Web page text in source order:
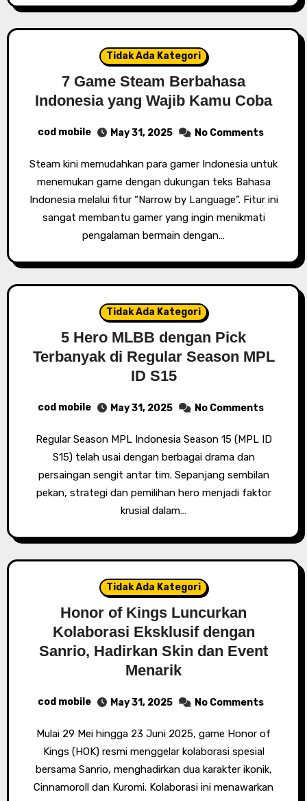
Tidak Ada Kategori
7 Game Steam Berbahasa
Indonesia yang Wajib Kamu Coba
cod mobile May 31, 2025 No Comments
Steam kini memudahkan para gamer Indonesia untuk
menemukan game dengan dukungan teks Bahasa
Indonesia melalui fitur “Narrow by Language”. Fitur ini
sangat membantu gamer yang ingin menikmati
pengalaman bermain dengan…
Tidak Ada Kategori
5 Hero MLBB dengan Pick
Terbanyak di Regular Season MPL
ID S15
cod mobile May 31, 2025 No Comments
Regular Season MPL Indonesia Season 15 (MPL ID
S15) telah usai dengan berbagai drama dan
persaingan sengit antar tim. Sepanjang sembilan
pekan, strategi dan pemilihan hero menjadi faktor
krusial dalam…
Tidak Ada Kategori
Honor of Kings Luncurkan
Kolaborasi Eksklusif dengan
Sanrio, Hadirkan Skin dan Event
Menarik
cod mobile May 31, 2025 No Comments
Mulai 29 Mei hingga 23 Juni 2025, game Honor of
Kings (HOK) resmi menggelar kolaborasi spesial
bersama Sanrio, menghadirkan dua karakter ikonik,
Cinnamoroll dan Kuromi. Kolaborasi ini menawarkan